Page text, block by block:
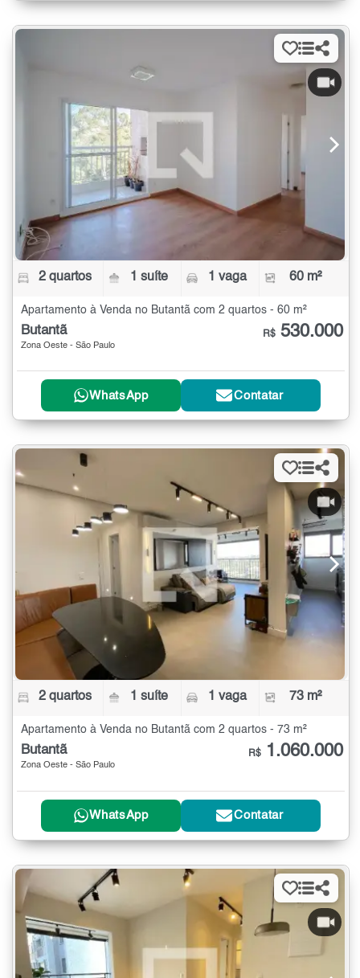
2 quartos 1 suíte 1 vaga 60 m²
Apartamento à Venda no Butantã com 2 quartos - 60 m²
Butantã
Zona Oeste - São Paulo
R$ 530.000
WhatsApp Contatar
2 quartos 1 suíte 1 vaga 73 m²
Apartamento à Venda no Butantã com 2 quartos - 73 m²
Butantã
Zona Oeste - São Paulo
R$ 1.060.000
WhatsApp Contatar